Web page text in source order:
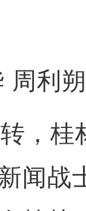
利朔
桂
闻战